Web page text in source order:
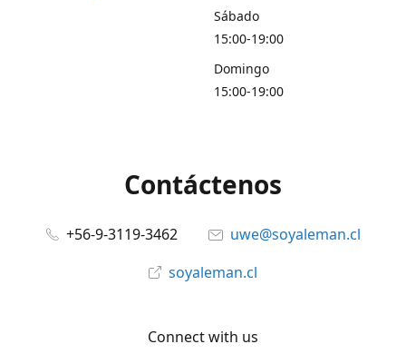
Sábado
15:00-19:00
Domingo
15:00-19:00
Contáctenos
+56-9-3119-3462
uwe@soyaleman.cl
soyaleman.cl
Connect with us